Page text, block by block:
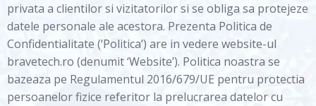
privata a clientilor si vizitatorilor si se obliga sa protejeze
datele personale ale acestora. Prezenta Politica de
Confidentialitate (‘Politica’) are in vedere website-ul
bravetech.ro (denumit ‘Website’). Politica noastra se
bazeaza pe Regulamentul 2016/679/UE pentru protectia
persoanelor fizice referitor la prelucrarea datelor cu